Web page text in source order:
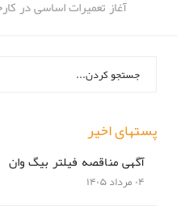
آغاز تعمیرات اساسی در
برای:
پستهای اخیر
آگهی مناقصه فیلتر بیگ وان
۰۴ مرداد ۱۴۰۵